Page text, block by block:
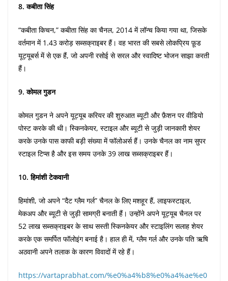
8. कबीता सिंह
“कबीता किचन,” कबीता सिंह का चैनल, 2014 में लॉन्च किया गया था, जिसके
वर्तमान में 1.43 करोड़ सब्सक्राइबर हैं। वह भारत की सबसे लोकप्रिय फ़ूड
यूट्यूबर्स में से एक हैं, जो अपनी रसोई से सरल और स्वादिष्ट भोजन साझा करती
हैं।
9. कोमल गुडन
कोमल गुडन ने अपने यूट्यूब करियर की शुरुआत ब्यूटी और फ़ैशन पर वीडियो
पोस्ट करके की थी। स्किनकेयर, स्टाइल और ब्यूटी से जुड़ी जानकारी शेयर
करके उनके पास काफी बड़ी संख्या में फॉलोअर्स हैं। उनके चैनल का नाम सुपर
स्टाइल टिप्स है और इस समय उनके 39 लाख सब्सक्राइबर हैं।
10. हिमांशी टेकवानी
हिमांशी, जो अपने “दैट ग्लैम गर्ल” चैनल के लिए मशहूर हैं, लाइफस्टाइल,
मेकअप और ब्यूटी से जुड़ी सामग्री बनाती हैं। उन्होंने अपने यूट्यूब चैनल पर
52 लाख सब्सक्राइबर के साथ सस्ती स्किनकेयर और स्टाइलिंग सलाह शेयर
करके एक समर्पित फॉलोइंग बनाई है। हाल ही में, ग्लैम गर्ल और उनके पति ऋषि
अठवानी अपने तलाक के कारण विवादों में रहे हैं।
https://vartaprabhat.com/%e0%a4%b8%e0%a4%ae%e0